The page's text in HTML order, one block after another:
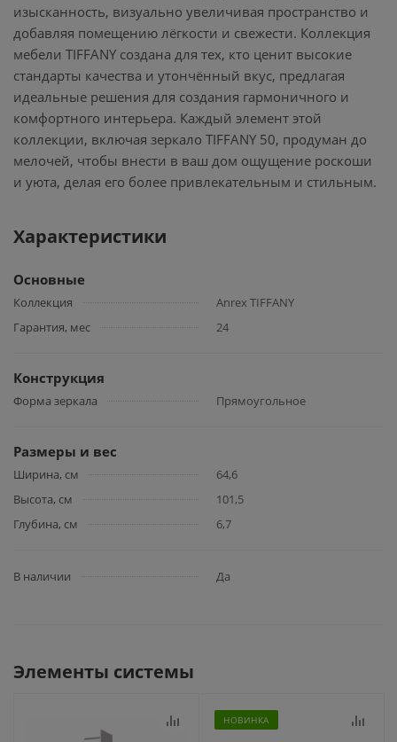
изысканность, визуально увеличивая пространство и
добавляя помещению лёгкости и свежести. Коллекция
мебели TIFFANY создана для тех, кто ценит высокие
стандарты качества и утончённый вкус, предлагая
идеальные решения для создания гармоничного и
комфортного интерьера. Каждый элемент этой
коллекции, включая зеркало TIFFANY 50, продуман до
мелочей, чтобы внести в ваш дом ощущение роскоши
и уюта, делая его более привлекательным и стильным.
Характеристики
Основные
Коллекция
Anrex TIFFANY
Гарантия, мес
24
Конструкция
Форма зеркала Прямоугольное
Размеры и вес
Ширина, см
64,6
Высота, см
101,5
Глубина, см
6,7
В наличии Да
Элементы системы
НОВИНКА